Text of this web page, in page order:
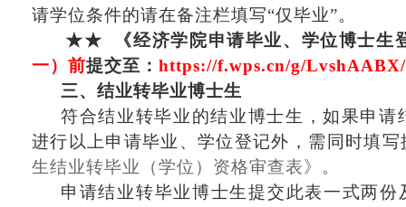
请学位条件的请在备注栏填写“仅毕业”。
★★
《经济学院申请毕业、 学位博士生
一）前提交至 ：https://f.wps.cn/g/LvshAABX/
三、结业转毕业博士生
符合结业转毕业的结业博士生，如果申请
进行以上申请毕业、学位登记外，需同时填写
生结业转毕业（学位）资格审查表》。
申请结业转毕业博士生提交此表一式两份